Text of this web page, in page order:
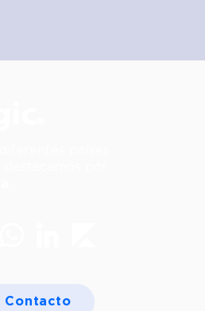
Contacto